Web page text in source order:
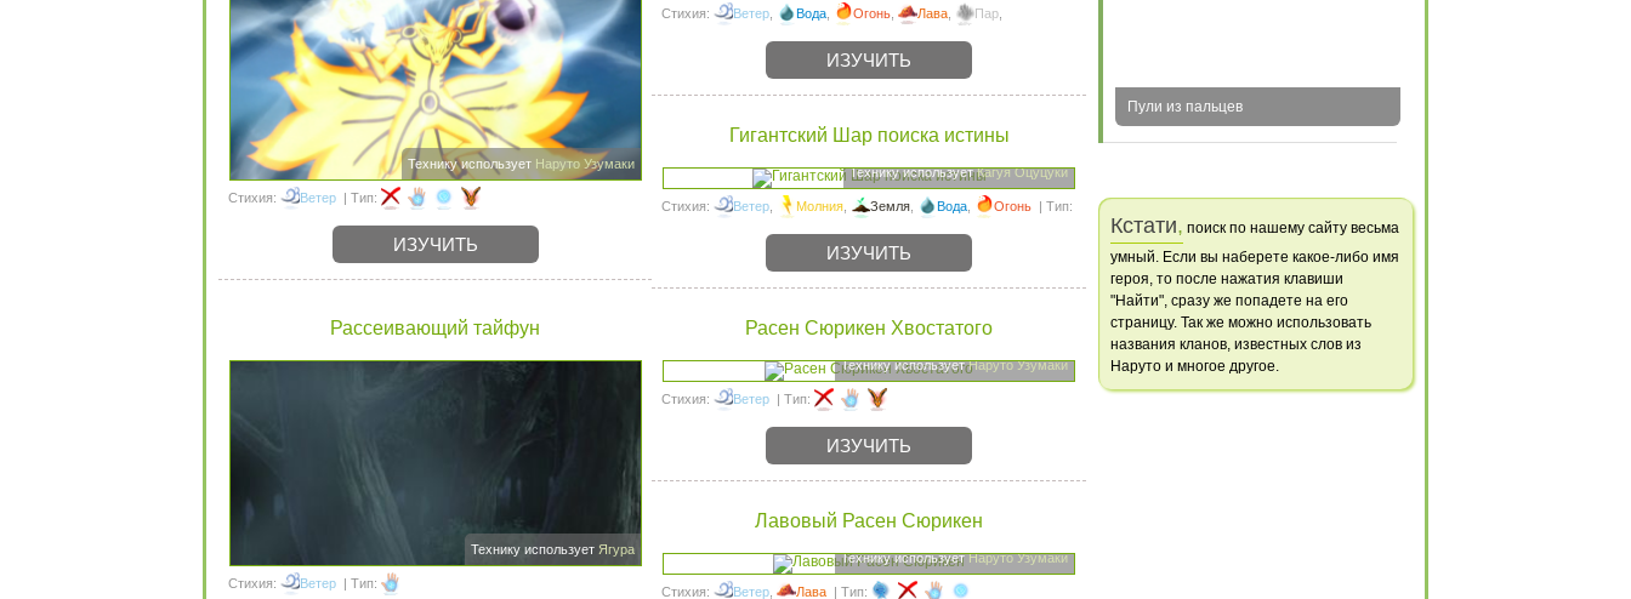
Технику использует Наруто Узумаки
Стихия: Ветер | Тип:
ИЗУЧИТЬ
Стихия: Ветер Вода Огонь Лава Пар
ИЗУЧИТЬ
Гигантский Шар поиска истины
Технику используетКагуя Оцуцуки
Стихия: Ветер Молния Земля Вода Огонь | Тип:
ИЗУЧИТЬ
Рассеивающий тайфун
Технику использует Ягура
Стихия: Ветер | Тип:
Расен Сюрикен Хвостатого
Технику используетНаруто Узумаки
Стихия: Ветер | Тип:
ИЗУЧИТЬ
Лавовый Расен Сюрикен
Технику используетНаруто Узумаки
Стихия: Ветер Лава | Тип:
Пули из пальцев
Кстати, поиск по нашему сайту весьма
умный. Если вы наберете какое-либо имя
героя, то после нажатия клавиши
"Найти", сразу же попадете на его
страницу. Так же можно использовать
названия кланов, известных слов из
Наруто и многое другое.